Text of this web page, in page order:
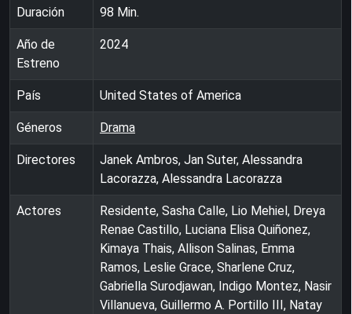
Duración 98 Min.
Año de
Estreno
2024
País United States of America
Géneros Drama
Directores
Janek Ambros, Jan Suter, Alessandra
Lacorazza, Alessandra Lacorazza
Actores
Residente, Sasha Calle, Lio Mehiel, Dreya
Renae Castillo, Luciana Elisa Quiñonez,
Kimaya Thais, Allison Salinas, Emma
Ramos, Leslie Grace, Sharlene Cruz,
Gabriella Surodjawan, Indigo Montez, Nasir
Villanueva, Guillermo A. Portillo III, Natay